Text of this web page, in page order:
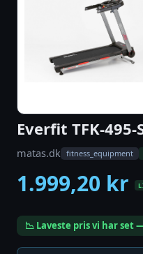
Everfit TFK-
matas.dk fitness_equipment
1.999,20 kr
📉 Laveste pris vi har set